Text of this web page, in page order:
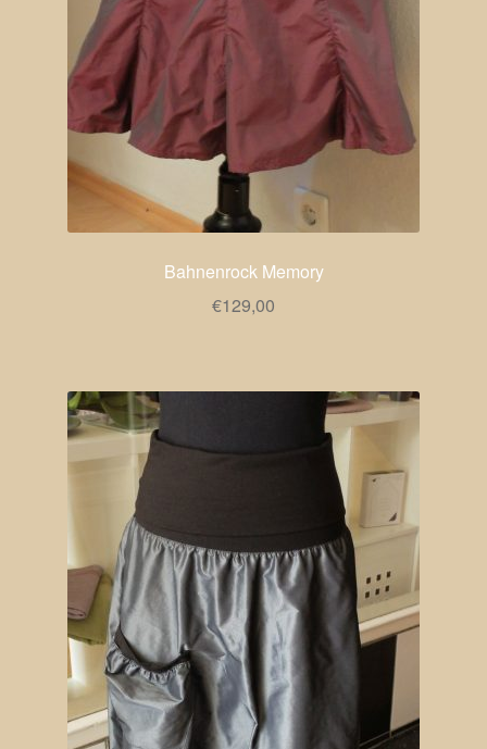
Bahnenrock Memory
€129,00